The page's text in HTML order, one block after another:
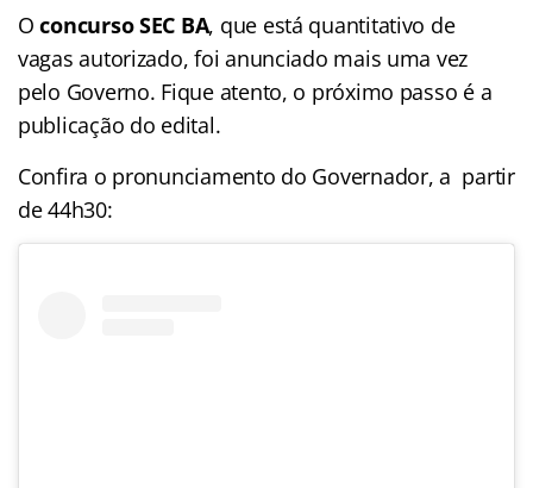
O concurso SEC BA, que está quantitativo de
vagas autorizado, foi anunciado mais uma vez
pelo Governo. Fique atento, o próximo passo é a
publicação do edital.
Confira o pronunciamento do Governador, a partir
de 44h30: